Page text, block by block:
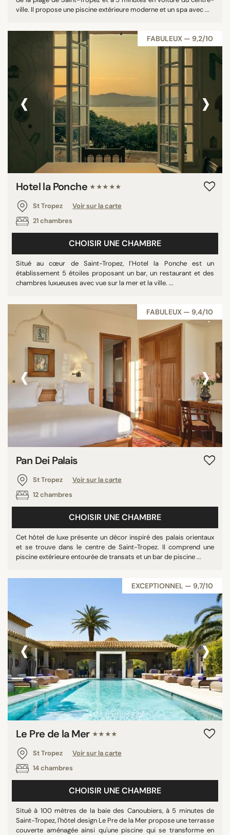
ville. Il propose une piscine extérieure moderne et un spa avec ...
FABULEUX — 9,2/10
‹ ›
Hotel la Ponche ★★★★★
St Tropez
Voir sur la carte
21 chambres
CHOISIR UNE CHAMBRE
Situé au cœur de Saint-Tropez, l’Hotel la Ponche est un
établissement 5 étoiles proposant un bar, un restaurant et des
chambres luxueuses avec vue sur la mer et la ville. ...
FABULEUX — 9,4/10
‹ ›
Pan Dei Palais
St Tropez
Voir sur la carte
12 chambres
CHOISIR UNE CHAMBRE
Cet hôtel de luxe présente un décor inspiré des palais orientaux
et se trouve dans le centre de Saint-Tropez. Il comprend une
piscine extérieure entourée de transats et un bar de piscine ...
EXCEPTIONNEL — 9,7/10
‹ ›
Le Pre de la Mer ★★★★
St Tropez
Voir sur la carte
14 chambres
CHOISIR UNE CHAMBRE
Situé à 100 mètres de la baie des Canoubiers, à 5 minutes de
Saint-Tropez, l'hôtel design Le Pre de la Mer propose une terrasse
couverte aménagée ainsi qu'une piscine qui se transforme en